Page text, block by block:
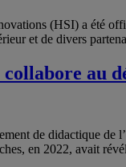
(HSI) a été
et de divers
au
de didactique de
en 2022, avait